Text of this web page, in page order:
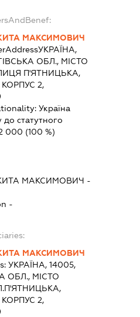
МАКСИМОВИЧ
УКРАЇНА,
ОБЛ., МІСТО
П'ЯТНИЦЬКА,
2,
Україна
до статутного
000 (100 %)
МАКСИМОВИЧ -
-
МАКСИМОВИЧ
УКРАЇНА, 14005,
ОБЛ., МІСТО
2,